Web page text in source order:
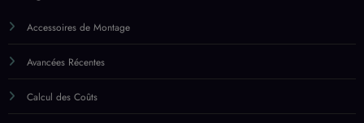
Cas Résidentiels
Certificats de Conformité
Comparaison d'Énergies